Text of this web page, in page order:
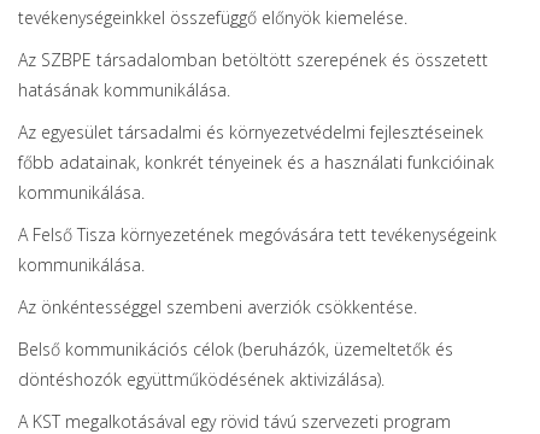
tevékenységeinkkel összefüggő előnyök kiemelése.
Az SZBPE társadalomban betöltött szerepének és összetett
hatásának kommunikálása.
Az egyesület társadalmi és környezetvédelmi fejlesztéseinek
főbb adatainak, konkrét tényeinek és a használati funkcióinak
kommunikálása.
A Felső Tisza környezetének megóvására tett tevékenységeink
kommunikálása.
Az önkéntességgel szembeni averziók csökkentése.
Belső kommunikációs célok (beruházók, üzemeltetők és
döntéshozók együttműködésének aktivizálása).
A KST megalkotásával egy rövid távú szervezeti program